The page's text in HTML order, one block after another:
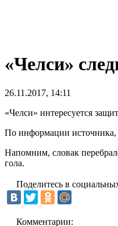
«Челси»
26.11.2017, 14:11
«Челси» интересуется
По информации источника,
Напомним, словак
гола.
Поделитесь в
Комментарии: